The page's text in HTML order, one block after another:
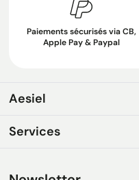
Paiements sécurisés via CB,
Apple Pay & Paypal
Aesiel
Services